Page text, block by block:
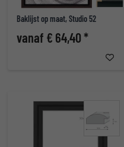
Baklijst op maat, Studio 52
vanaf € 64,40 *